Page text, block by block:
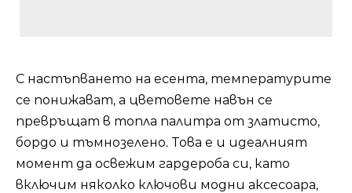
С настъпването на есента, температурите
се понижават, а цветовете навън се
превръщат в топла палитра от златисто,
бордо и тъмнозелено. Това е и идеалният
момент да освежим гардероба си, като
включим няколко ключови модни аксесоара,